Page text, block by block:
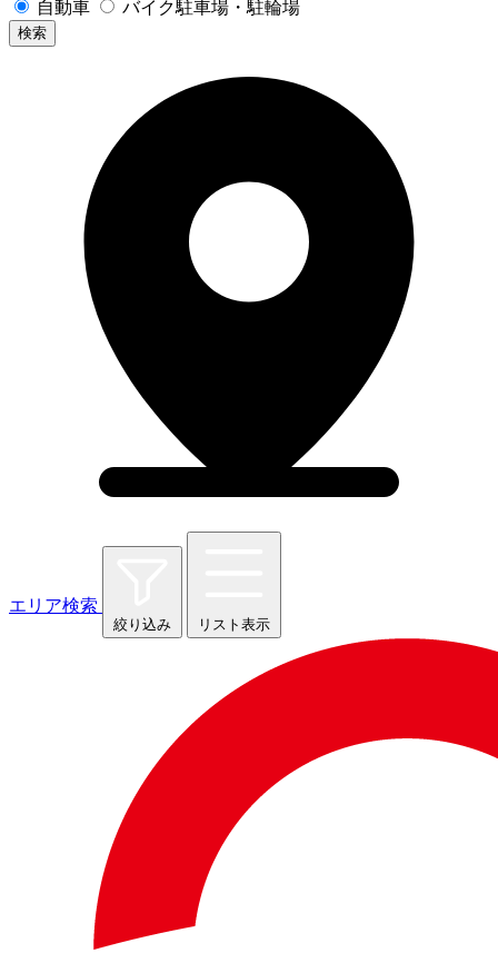
自動車 バイク駐車場・駐輪場
検索
エリア検索
絞り込み リスト表示